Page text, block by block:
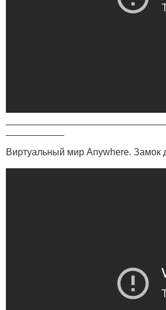
Виртуальный мир Anywhere. Замок